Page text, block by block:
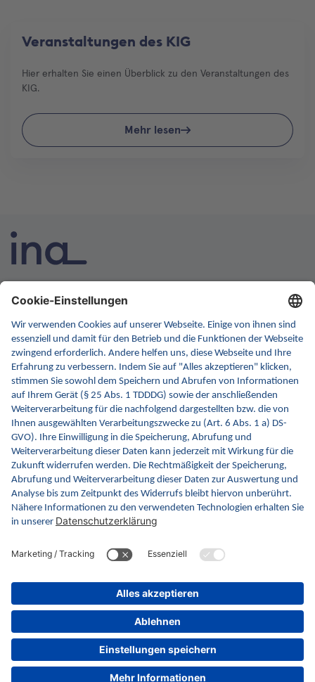
Veranstaltungen des KIG
Hier erhalten Sie einen Überblick zu den Veranstaltungen des
KIG.
Mehr lesen
INA ist die nationale Wissensplattform für Interoperabilität.
Gesundheitswesen werden. Dafür erweitern wir
Kontaktformular
gematik GmbH
10178 Berlin
Datenschutz
Impressum